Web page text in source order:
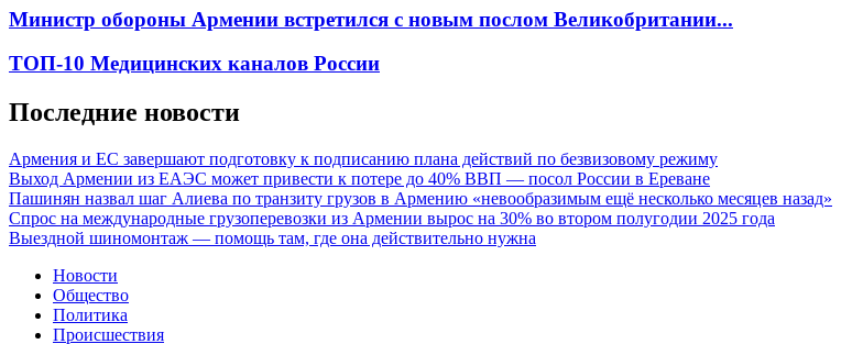
Министр обороны Армении встретился с новым послом Великобритании...
ТОП-10 Медицинских каналов России
Последние новости
Армения и ЕС завершают подготовку к подписанию плана действий по безвизовому режиму
Выход Армении из ЕАЭС может привести к потере до 40% ВВП — посол России в Ереване
Пашинян назвал шаг Алиева по транзиту грузов в Армению «невообразимым ещё несколько месяцев назад»
Спрос на международные грузоперевозки из Армении вырос на 30% во втором полугодии 2025 года
Выездной шиномонтаж — помощь там, где она действительно нужна
Новости
Общество
Политика
Происшествия